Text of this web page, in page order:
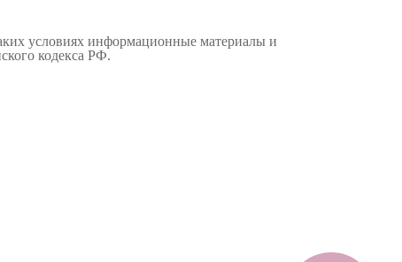
условиях информационные материалы и
кодекса РФ.